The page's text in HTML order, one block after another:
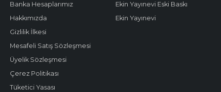
Banka Hesaplarımız
Hakkımızda
Gizlilik İlkesi
Mesafeli Satış Sözleşmesi
Üyelik Sözleşmesi
Çerez Politikası
Tüketici Yasası
Ekin Yayınevi Eski Baskı
Ekin Yayınevi